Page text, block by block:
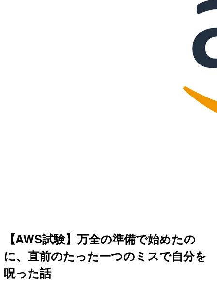
【AWS試験】万全の準備で始めたの
に、直前のたった一つのミスで自分を
呪った話